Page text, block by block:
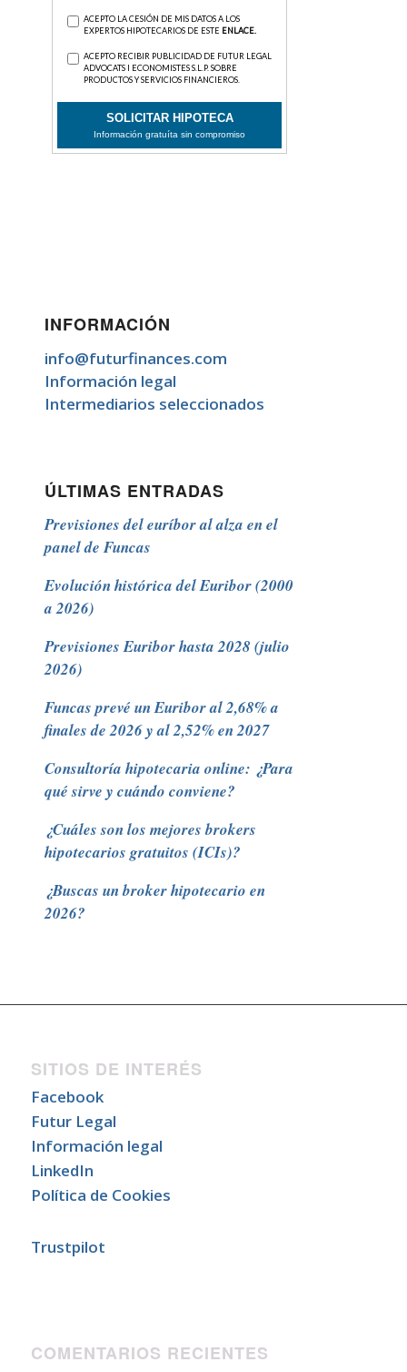
INFORMACIÓN
info@futurfinances.com
Información legal
Intermediarios seleccionados
ÚLTIMAS ENTRADAS
Previsiones del euríbor al alza en el
panel de Funcas
Evolución histórica del Euribor (2000
a 2026)
Previsiones Euribor hasta 2028 (julio
2026)
Funcas prevé un Euribor al 2,68% a
finales de 2026 y al 2,52% en 2027
Consultoría hipotecaria online: ¿Para
qué sirve y cuándo conviene?
¿Cuáles son los mejores brokers
hipotecarios gratuitos (ICIs)?
¿Buscas un broker hipotecario en
2026?
SITIOS DE INTERÉS
Facebook
Futur Legal
Información legal
LinkedIn
Política de Cookies
Trustpilot
COMENTARIOS RECIENTES